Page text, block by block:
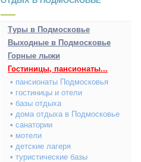
Туры в Подмосковье
Выходные в Подмосковье
Горные лыжи
Гостиницы, пансионаты...
• пансионаты Подмосковья
• гостиницы и отели
• базы отдыха
• дома отдыха в Подмосковье
• санатории
• мотели
• детские лагеря
• туристические базы